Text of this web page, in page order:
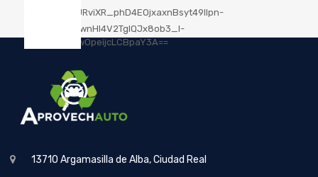
13710 Argamasilla de Alba, Ciudad Real